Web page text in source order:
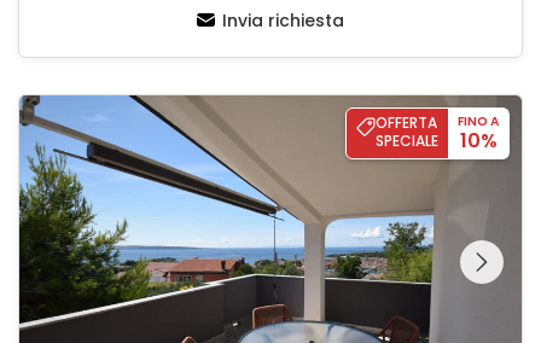
Invia richiesta
Apartman DOMI
OFFERTA
SPECIALE
FINO A
10%
Guardate l'intera
galleria sulla